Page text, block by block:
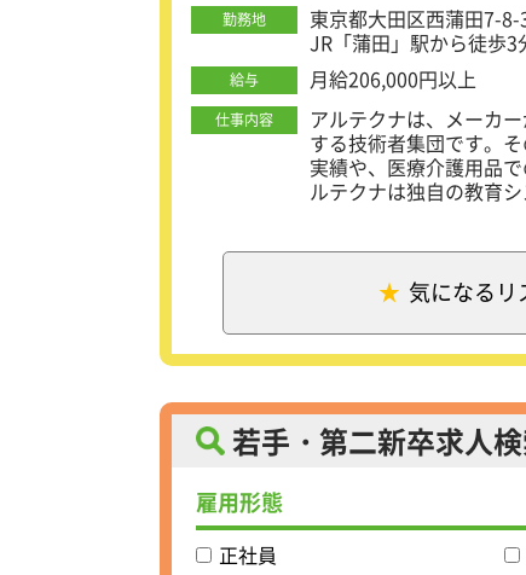
1、2ヶ月で習得した技
ます。
同期内でチームをつく
イルサーバの構築」→「
といった実務相当のフ
＜研修後に参画する案
研修3ヶ月目の習熟度に
・自動車業界のファイ
・通信業界の仮想基盤
勤務地
東京都大田区西蒲田7-
JR「蒲田」駅から徒歩3
給与 月給206,000円以上
仕事内容
アルテクナは、メーカ
する技術者集団です。
実績や、医療介護用品
ルテクナは独自の教育
の業務遂行形態（受注
う効率の良いアウトソ
大手メーカーの長期的
わることが可能。
た製品を日常生活で目
＜機械設計エンジニアの
＜回路設計／電気エン
気になるリ
若手・第二新卒求人
雇用形態
正社員